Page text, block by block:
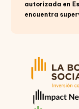
autorizada en
encuentra